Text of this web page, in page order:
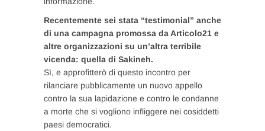
Recentemente sei stata “testimonial” anche
di una campagna promossa da Articolo21 e
altre organizzazioni su un’altra terribile
vicenda: quella di Sakineh.
Sì, e approfitterò di questo incontro per
rilanciare pubblicamente un nuovo appello
contro la sua lapidazione e contro le condanne
a morte che si vogliono infliggere nei cosiddetti
paesi democratici.